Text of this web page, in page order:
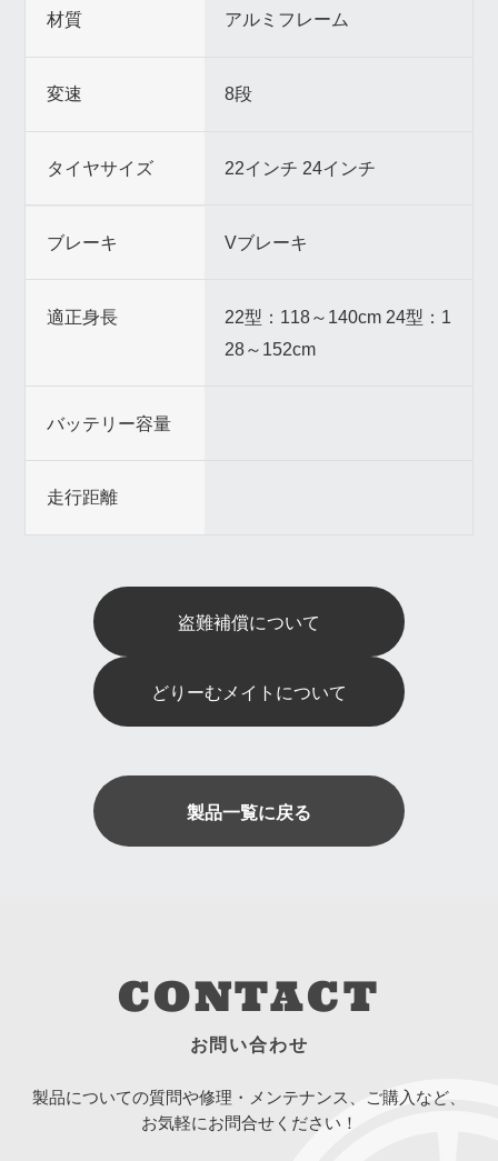
材質 アルミフレーム
変速 8段
タイヤサイズ 22インチ 24インチ
ブレーキ Vブレーキ
適正身長
22型：118～140cm 24型：1
28～152cm
バッテリー容量
走行距離
盗難補償について
どりーむメイトについて
製品一覧に戻る
CONTACT
お問い合わせ
製品についての質問や修理・メンテナンス、ご購入など、
お気軽にお問合せください！